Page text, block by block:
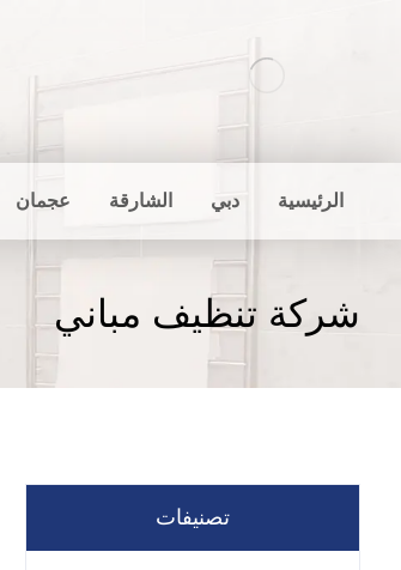
الرئيسية دبي الشارقة عجمان
شركة تنظيف مباني
تصنيفات